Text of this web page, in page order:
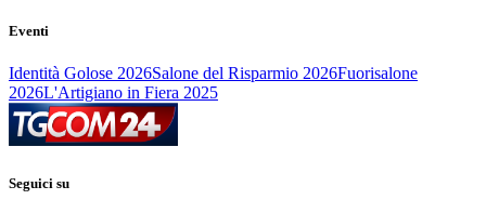
Eventi
Identità Golose 2026Salone del Risparmio 2026Fuorisalone
2026L'Artigiano in Fiera 2025
Seguici su